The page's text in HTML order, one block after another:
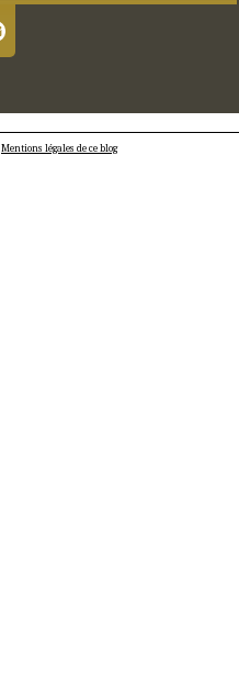
Mentions légales de ce blog